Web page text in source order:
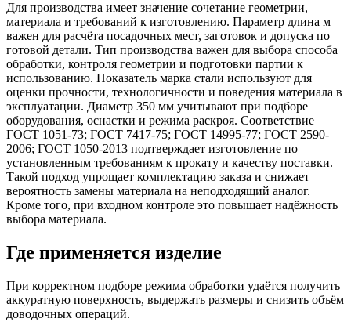
Для производства имеет значение сочетание геометрии,
материала и требований к изготовлению. Параметр длина м
важен для расчёта посадочных мест, заготовок и допуска по
готовой детали. Тип производства важен для выбора способа
обработки, контроля геометрии и подготовки партии к
использованию. Показатель марка стали используют для
оценки прочности, технологичности и поведения материала в
эксплуатации. Диаметр 350 мм учитывают при подборе
оборудования, оснастки и режима раскроя. Соответствие
ГОСТ 1051-73; ГОСТ 7417-75; ГОСТ 14995-77; ГОСТ 2590-
2006; ГОСТ 1050-2013 подтверждает изготовление по
установленным требованиям к прокату и качеству поставки.
Такой подход упрощает комплектацию заказа и снижает
вероятность замены материала на неподходящий аналог.
Кроме того, при входном контроле это повышает надёжность
выбора материала.
Где применяется изделие
При корректном подборе режима обработки удаётся получить
аккуратную поверхность, выдержать размеры и снизить объём
доводочных операций.